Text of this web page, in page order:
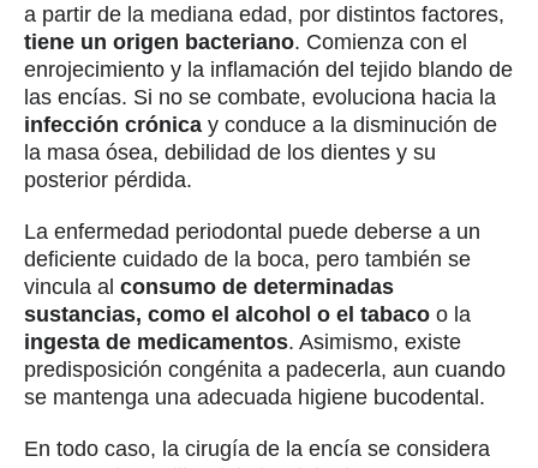
a partir de la mediana edad, por distintos factores,
tiene un origen bacteriano. Comienza con el
enrojecimiento y la inflamación del tejido blando de
las encías. Si no se combate, evoluciona hacia la
infección crónica y conduce a la disminución de
la masa ósea, debilidad de los dientes y su
posterior pérdida.
La enfermedad periodontal puede deberse a un
deficiente cuidado de la boca, pero también se
vincula al consumo de determinadas
sustancias, como el alcohol o el tabaco o la
ingesta de medicamentos. Asimismo, existe
predisposición congénita a padecerla, aun cuando
se mantenga una adecuada higiene bucodental.
En todo caso, la cirugía de la encía se considera